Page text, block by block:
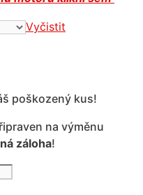
Vyčistit
poškozený kus!
na výměnu
záloha!